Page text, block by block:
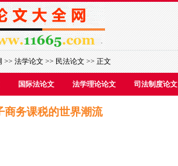
>>法学论文>>民法论文>> 正文
国际法论文 法学理论论文 司法制度论文
商务课税的世界潮流